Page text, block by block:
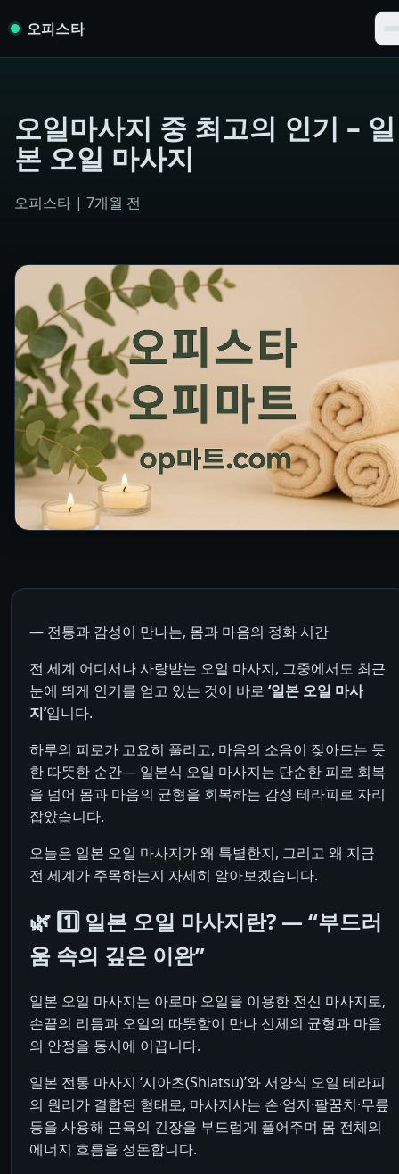
오피스타
오일마사지 중 최고의 인기 – 일
본 오일 마사지
오피스타 | 7개월 전
― 전통과 감성이 만나는, 몸과 마음의 정화 시간
전 세계 어디서나 사랑받는 오일 마사지, 그중에서도 최근
눈에 띄게 인기를 얻고 있는 것이 바로 ‘일본 오일 마사
지’입니다.
하루의 피로가 고요히 풀리고, 마음의 소음이 잦아드는 듯
한 따뜻한 순간— 일본식 오일 마사지는 단순한 피로 회복
을 넘어 몸과 마음의 균형을 회복하는 감성 테라피로 자리
잡았습니다.
오늘은 일본 오일 마사지가 왜 특별한지, 그리고 왜 지금
전 세계가 주목하는지 자세히 알아보겠습니다.
🌿 1️⃣ 일본 오일 마사지란? ― “부드러
움 속의 깊은 이완”
일본 오일 마사지는 아로마 오일을 이용한 전신 마사지로,
손끝의 리듬과 오일의 따뜻함이 만나 신체의 균형과 마음
의 안정을 동시에 이끕니다.
일본 전통 마사지 ‘시아츠(Shiatsu)’와 서양식 오일 테라피
의 원리가 결합된 형태로, 마사지사는 손·엄지·팔꿈치·무릎
등을 사용해 근육의 긴장을 부드럽게 풀어주며 몸 전체의
에너지 흐름을 정돈합니다.